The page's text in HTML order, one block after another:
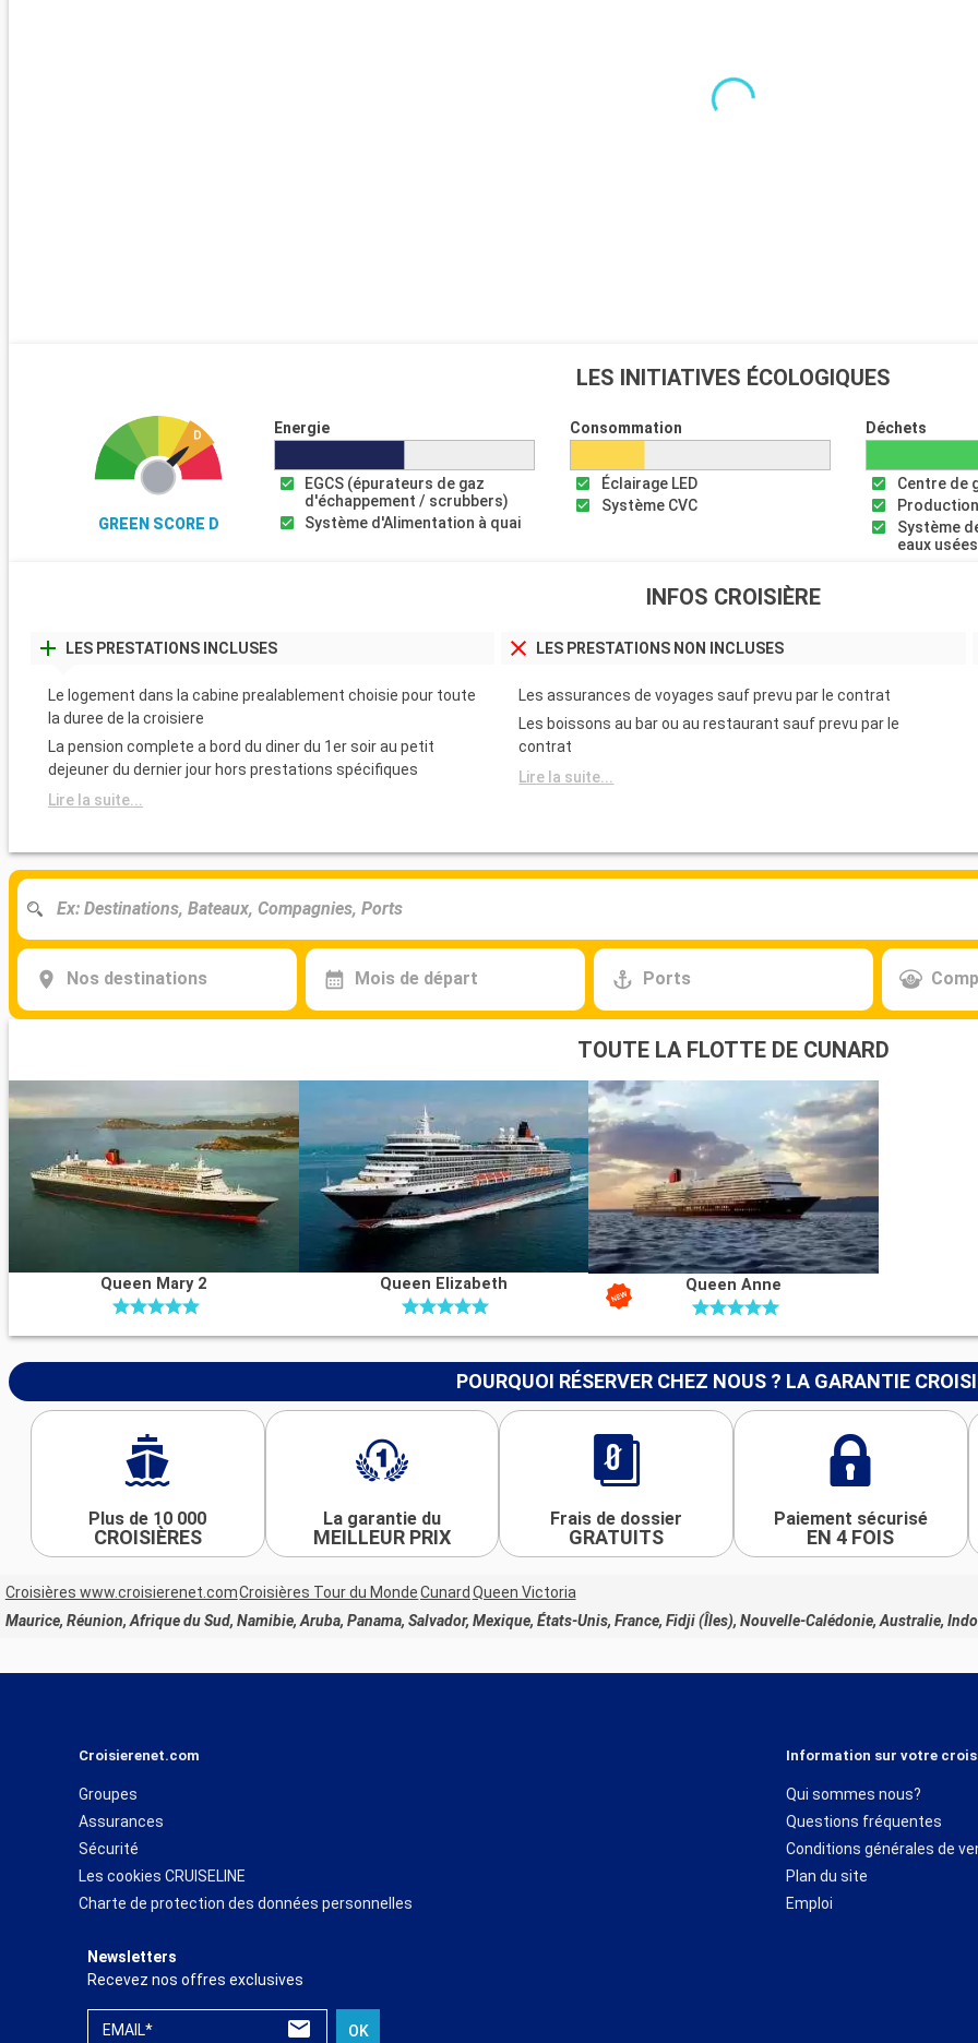
LES INITIATIVES ÉCOLOGIQUES
GREEN SCORE D
Energie
EGCS (épurateurs de gaz
d'échappement / scrubbers)
Système d'Alimentation à quai
Consommation
Éclairage LED
Système CVC
Déchets
Centre de
Système
eaux usées
INFOS CROISIÈRE
LES PRESTATIONS INCLUSES
Le logement dans la cabine prealablement choisie pour toute
la duree de la croisiere
La pension complete a bord du diner du 1er soir au petit
dejeuner du dernier jour hors prestations spécifiques
Lire la suite...
LES PRESTATIONS NON INCLUSES
Les assurances de voyages sauf prevu par le contrat
Les boissons au bar ou au restaurant sauf prevu par le
contrat
Lire la suite...
Nos destinations Mois de départ Ports
TOUTE LA FLOTTE DE CUNARD
Queen Mary 2 Queen Elizabeth Queen Anne
POURQUOI RÉSERVER CHEZ NOUS ? LA GARANTIE
Plus de 10 000
CROISIÈRES
La garantie du
MEILLEUR PRIX
Frais de dossier
GRATUITS
Paiement sécurisé
EN 4 FOIS
Croisières www.croisierenet.comCroisières Tour du MondeCunard Queen Victoria
Maurice, Réunion, Afrique du Sud, Namibie, Aruba, Panama, Salvador, Mexique, États-Unis, France, Fidji (Îles), Nouvelle-Calédonie, Australie,
Croisierenet.com
Groupes
Assurances
Sécurité
Les cookies CRUISELINE
Charte de protection des données personnelles
Information sur votre
Qui sommes nous?
Questions fréquentes
Conditions générales de
Plan du site
Emploi
Newsletters
Recevez nos offres exclusives
EMAIL* OK